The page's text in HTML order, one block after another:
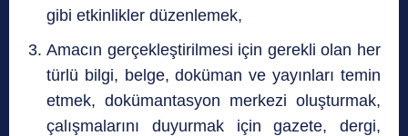
gibi etkinlikler düzenlemek,
Amacın gerçekleştirilmesi için gerekli olan her
türlü bilgi, belge, doküman ve yayınları temin
etmek, dokümantasyon merkezi oluşturmak,
çalışmalarını duyurmak için gazete, dergi,